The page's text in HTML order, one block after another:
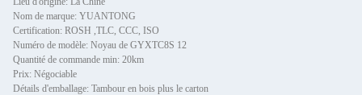
Nom de marque: YUANTONG
Certification: ROSH ,TLC, CCC, ISO
Numéro de modèle: Noyau de GYXTC8S 12
Quantité de commande min: 20km
Prix: Négociable
Détails d'emballage: Tambour en bois plus le carton